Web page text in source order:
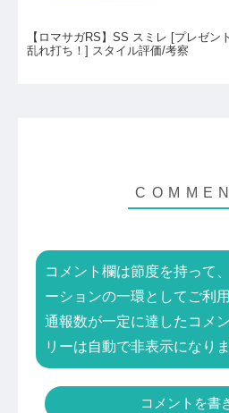
【ロマサガRS】SS スミレ [プレゼント
乱れ打ち！] スタイル評価/考察
コメント欄は節度を持って
ーションの一環としてご利
通報数が一定に達したコメ
リーは自動で非表示になり
コメントを書